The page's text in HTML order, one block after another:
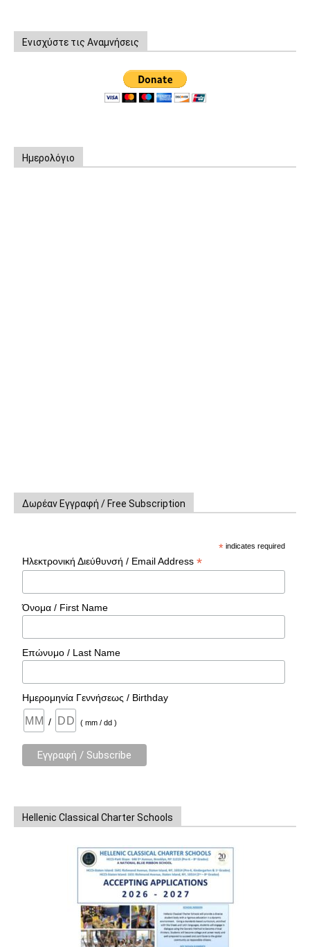
Ενισχύστε τις Αναμνήσεις
Ημερολόγιο
Δωρέαν Εγγραφή / Free Subscription
* indicates required
Ηλεκτρονική Διεύθυνσή / Email Address*
Όνομα / First Name
Επώνυμο / Last Name
Ημερομηνία Γεννήσεως / Birthday
/ ( mm / dd )
Hellenic Classical Charter Schools